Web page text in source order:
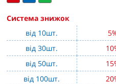
Система знижок
від 10шт.
від 30шт.
від 50шт.
від 100шт.